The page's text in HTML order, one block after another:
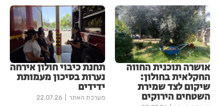
אושרה תוכנית החווה
החקלאית בחולון:
שיקום לצד שמירת
השטחים הירוקים
תחנת כיבוי חולון אירחה
נערות בסיכון מעמותת
ידידים
מערכת האתר 22.07.26